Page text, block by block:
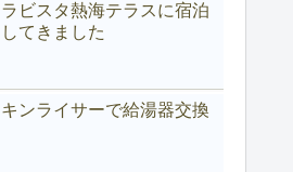
ラビスタ熱海テラスに宿泊
してきました
キンライサーで給湯器交換